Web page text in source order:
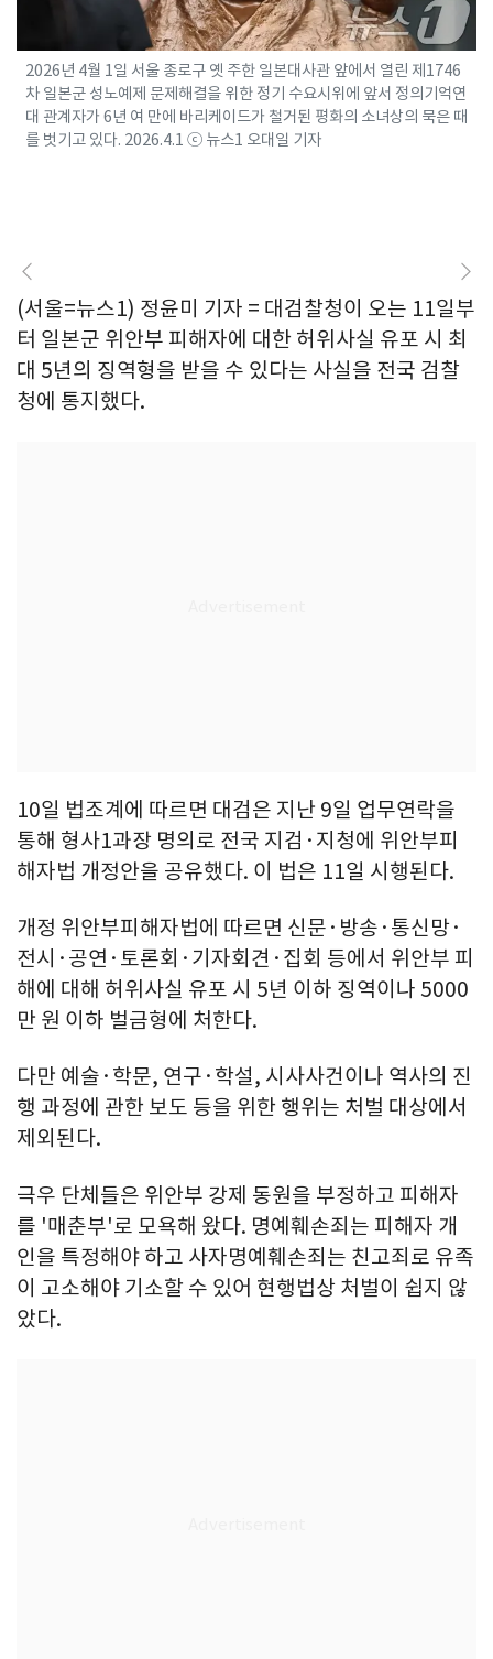
2026년 4월 1일 서울 종로구 옛 주한 일본대사관 앞에서 열린 제1746
차 일본군 성노예제 문제해결을 위한 정기 수요시위에 앞서 정의기억연
대 관계자가 6년 여 만에 바리케이드가 철거된 평화의 소녀상의 묵은 때
를 벗기고 있다. 2026.4.1 ⓒ 뉴스1 오대일 기자
(서울=뉴스1) 정윤미 기자 = 대검찰청이 오는 11일부
터 일본군 위안부 피해자에 대한 허위사실 유포 시 최
대 5년의 징역형을 받을 수 있다는 사실을 전국 검찰
청에 통지했다.
10일 법조계에 따르면 대검은 지난 9일 업무연락을
통해 형사1과장 명의로 전국 지검·지청에 위안부피
해자법 개정안을 공유했다. 이 법은 11일 시행된다.
개정 위안부피해자법에 따르면 신문·방송·통신망·
전시·공연·토론회·기자회견·집회 등에서 위안부 피
해에 대해 허위사실 유포 시 5년 이하 징역이나 5000
만 원 이하 벌금형에 처한다.
다만 예술·학문, 연구·학설, 시사사건이나 역사의 진
행 과정에 관한 보도 등을 위한 행위는 처벌 대상에서
제외된다.
극우 단체들은 위안부 강제 동원을 부정하고 피해자
를 '매춘부'로 모욕해 왔다. 명예훼손죄는 피해자 개
인을 특정해야 하고 사자명예훼손죄는 친고죄로 유족
이 고소해야 기소할 수 있어 현행법상 처벌이 쉽지 않
았다.